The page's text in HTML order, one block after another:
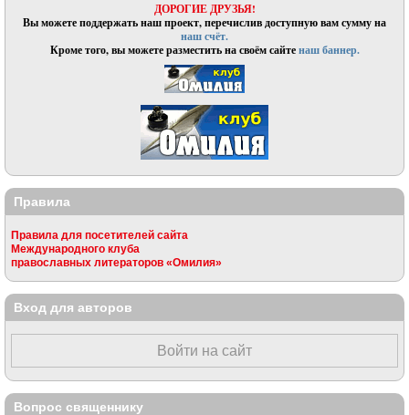
ДОРОГИЕ ДРУЗЬЯ!
Вы можете поддержать наш проект, перечислив доступную вам сумму на
наш счёт.
Кроме того, вы можете разместить на своём сайтенаш баннер.
Правила
Правила для посетителей сайта
Международного клуба
православных литераторов «Омилия»
Вход для авторов
Войти на сайт
Вопрос священнику